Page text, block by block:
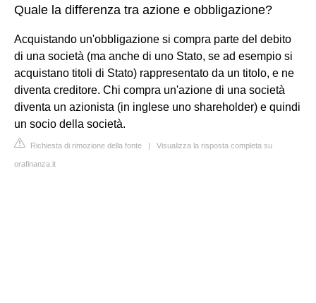
Quale la differenza tra azione e obbligazione?
Acquistando un'obbligazione si compra parte del debito
di una società (ma anche di uno Stato, se ad esempio si
acquistano titoli di Stato) rappresentato da un titolo, e ne
diventa creditore. Chi compra un'azione di una società
diventa un azionista (in inglese uno shareholder) e quindi
un socio della società.
Richiesta di rimozione della fonte | Visualizza la risposta completa su
orafinanza.it